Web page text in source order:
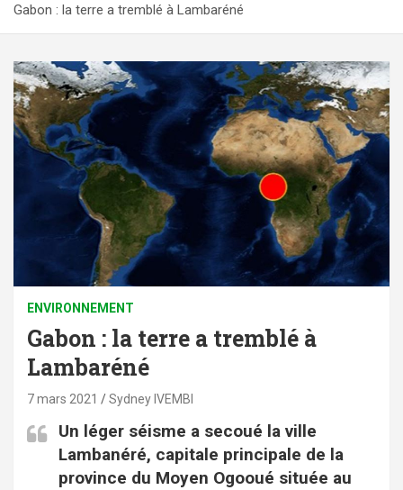
Gabon : la terre a tremblé à Lambaréné
ENVIRONNEMENT
Gabon : la terre a tremblé à
Lambaréné
7 mars 2021 Sydney IVEMBI
Un léger séisme a secoué la ville
Lambanéré, capitale principale de la
province du Moyen Ogooué située au